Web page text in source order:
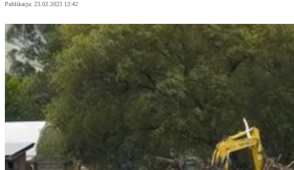
Publikacja: 23.02.2023 13:42